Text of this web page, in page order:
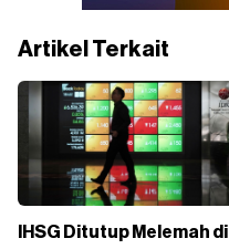
Artikel Terkait
IHSG Ditutup Melemah di